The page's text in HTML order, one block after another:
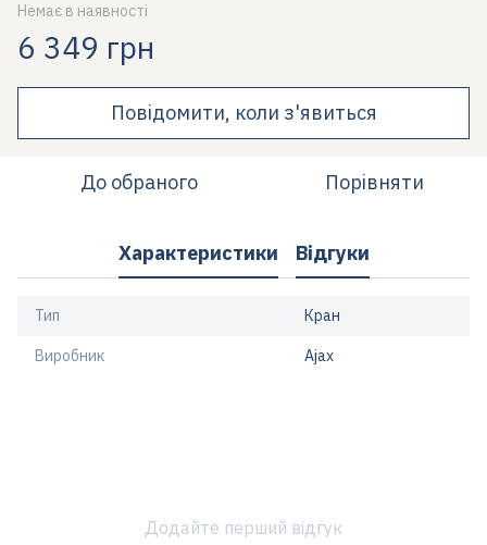
Немає в наявності
6 349 грн
Повідомити, коли з'явиться
До обраного Порівняти
Характеристики Відгуки
Тип Кран
Виробник Ajax
Додайте перший відгук